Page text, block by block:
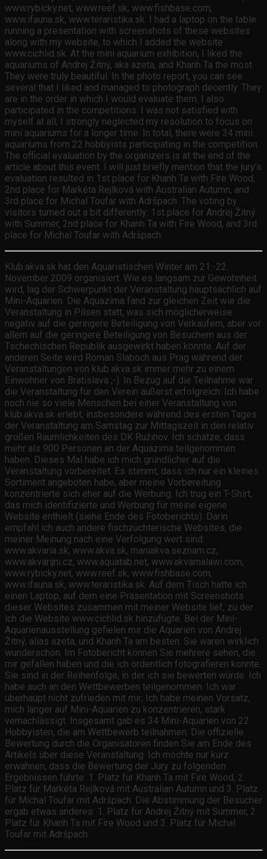
www.rybicky.net, www.reef.sk, www.fishbase.com,
www.ifauna.sk, www.teraristika.sk. I had a laptop on the table
running a presentation with screenshots of these websites
along with my website, to which I added the website
www.cichlid.sk. At the mini aquarium exhibition, I liked the
aquariums of Andrej Žitný, aka azeta, and Khanh Ta the most.
They were truly beautiful. In the photo report, you can see
several that I liked and managed to photograph decently. They
are in the order in which I would evaluate them. I also
participated in the competitions. I was not satisfied with
myself at all; I strongly neglected my resolution to focus on
mini aquariums for a longer time. In total, there were 34 mini
aquariums from 22 hobbyists participating in the competition.
The official evaluation by the organizers is at the end of the
article about this event. I will just briefly mention that the jury’s
evaluation resulted in 1st place for Khanh Ta with Fire Wood,
2nd place for Markéta Rejlková with Australian Autumn, and
3rd place for Michal Toufar with Adršpach. The voting by
visitors turned out a bit differently: 1st place for Andrej Žitný
with Summer, 2nd place for Khanh Ta with Fire Wood, and 3rd
place for Michal Toufar with Adršpach.
Klub.akva.sk hat den Aquaristischen Winter am 21.-22.
November 2009 organisiert. Wie es langsam zur Gewohnheit
wird, lag der Schwerpunkt der Veranstaltung hauptsächlich auf
Mini-Aquarien. Die Aquazima fand zur gleichen Zeit wie die
Veranstaltung in Pilsen statt, was sich möglicherweise
negativ auf die geringere Beteiligung von Verkäufern, aber vor
allem auf die geringere Beteiligung von Besuchern aus der
Tschechischen Republik ausgewirkt haben könnte. Auf der
anderen Seite wird Roman Slaboch aus Prag während der
Veranstaltungen von klub.akva.sk immer mehr zu einem
Einwohner von Bratislava ;-). In Bezug auf die Teilnahme war
die Veranstaltung für den Verein äußerst erfolgreich. Ich habe
noch nie so viele Menschen bei einer Veranstaltung von
klub.akva.sk erlebt, insbesondere während des ersten Tages
der Veranstaltung am Samstag zur Mittagszeit in den relativ
großen Räumlichkeiten des DK Ružinov. Ich schätze, dass
mehr als 900 Personen an der Aquazima teilgenommen
haben. Dieses Mal habe ich mich gründlicher auf die
Veranstaltung vorbereitet. Es stimmt, dass ich nur ein kleines
Sortiment angeboten habe, aber meine Vorbereitung
konzentrierte sich eher auf die Werbung. Ich trug ein T-Shirt,
das mich identifizierte und Werbung für meine eigene
Website enthielt (siehe Ende des Fotoberichts). Darin
empfahl ich auch andere fischzüchterische Websites, die
meiner Meinung nach eine Verfolgung wert sind:
www.akvaria.sk, www.akva.sk, maniakva.seznam.cz,
www.akvarijni.cz, www.aquatab.net, www.akvamalawi.com,
www.rybicky.net, www.reef.sk, www.fishbase.com,
www.ifauna.sk, www.teraristika.sk. Auf dem Tisch hatte ich
einen Laptop, auf dem eine Präsentation mit Screenshots
dieser Websites zusammen mit meiner Website lief, zu der
ich die Website www.cichlid.sk hinzufügte. Bei der Mini-
Aquarienausstellung gefielen mir die Aquarien von Andrej
Žitný, alias azeta, und Khanh Ta am besten. Sie waren wirklich
wunderschön. Im Fotobericht können Sie mehrere sehen, die
mir gefallen haben und die ich ordentlich fotografieren konnte.
Sie sind in der Reihenfolge, in der ich sie bewerten würde. Ich
habe auch an den Wettbewerben teilgenommen. Ich war
überhaupt nicht zufrieden mit mir; Ich habe meinen Vorsatz,
mich länger auf Mini-Aquarien zu konzentrieren, stark
vernachlässigt. Insgesamt gab es 34 Mini-Aquarien von 22
Hobbyisten, die am Wettbewerb teilnahmen. Die offizielle
Bewertung durch die Organisatoren finden Sie am Ende des
Artikels über diese Veranstaltung. Ich möchte nur kurz
erwähnen, dass die Bewertung der Jury zu folgenden
Ergebnissen führte: 1. Platz für Khanh Ta mit Fire Wood, 2.
Platz für Markéta Rejlková mit Australian Autumn und 3. Platz
für Michal Toufar mit Adršpach. Die Abstimmung der Besucher
ergab etwas anderes: 1. Platz für Andrej Žitný mit Summer, 2.
Platz für Khanh Ta mit Fire Wood und 3. Platz für Michal
Toufar mit Adršpach.